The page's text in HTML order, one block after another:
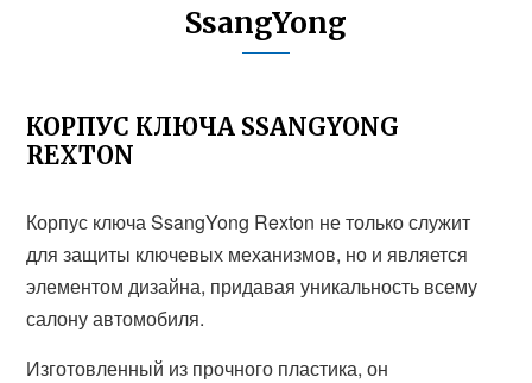
SsangYong
КОРПУС КЛЮЧА SSANGYONG
REXTON
Корпус ключа SsangYong Rexton не только служит
для защиты ключевых механизмов, но и является
элементом дизайна, придавая уникальность всему
салону автомобиля.
Изготовленный из прочного пластика, он